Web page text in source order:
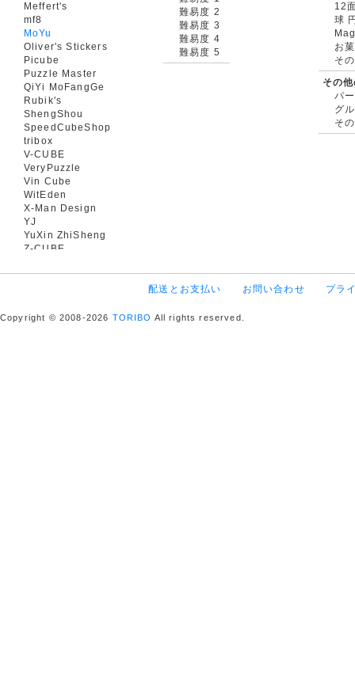
Meffert's
mf8
MoYu
Oliver's Stickers
Picube
Puzzle Master
QiYi MoFangGe
Rubik's
ShengShou
SpeedCubeShop
tribox
V-CUBE
VeryPuzzle
Vin Cube
WitEden
X-Man Design
YJ
YuXin ZhiSheng
Z-CUBE
難易度 2
難易度 3
難易度 4
難易度 5
12
球
お
そ
その
パ
グ
そ
配送とお支払い お問い合わせ プラ
Copyright © 2008-2026 TORIBO All rights reserved.